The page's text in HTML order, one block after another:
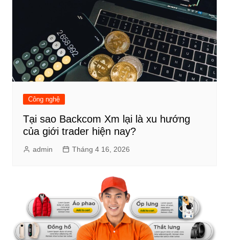
Công nghệ
Tại sao Backcom Xm lại là xu hướng
của giới trader hiện nay?
admin Tháng 4 16, 2026